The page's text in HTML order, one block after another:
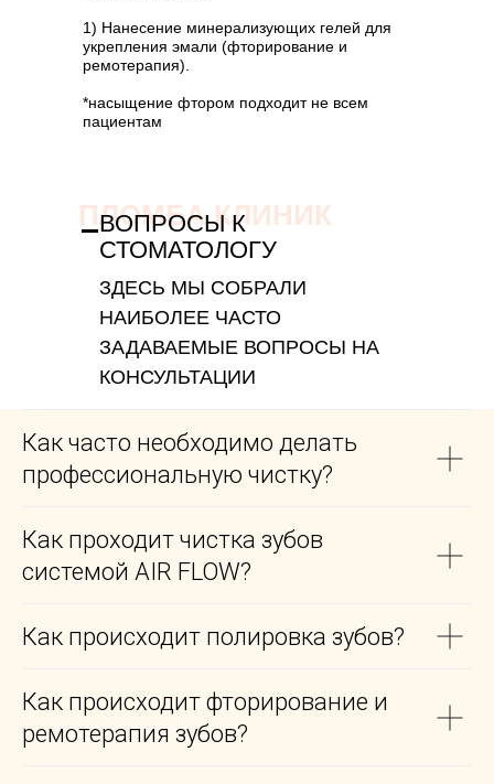
1) Нанесение минерализующих гелей для
укрепления эмали (фторирование и
ремотерапия).
*насыщение фтором подходит не всем
пациентам
ПЛОМБА КЛИНИК
ВОПРОСЫ К
СТОМАТОЛОГУ
ЗДЕСЬ МЫ СОБРАЛИ
НАИБОЛЕЕ ЧАСТО
ЗАДАВАЕМЫЕ ВОПРОСЫ НА
КОНСУЛЬТАЦИИ
Как часто необходимо делать
профессиональную чистку?
Как проходит чистка зубов
системой AIR FLOW?
Как происходит полировка зубов?
Как происходит фторирование и
ремотерапия зубов?